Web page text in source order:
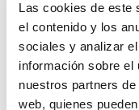
Las cookies de este
el contenido y los
sociales y analizar
información sobre el
nuestros partners
web, quienes